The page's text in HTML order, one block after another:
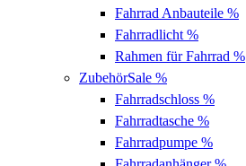
Fahrrad Anbauteile %
Fahrradlicht %
Rahmen für Fahrrad %
ZubehörSale %
Fahrradschloss %
Fahrradtasche %
Fahrradpumpe %